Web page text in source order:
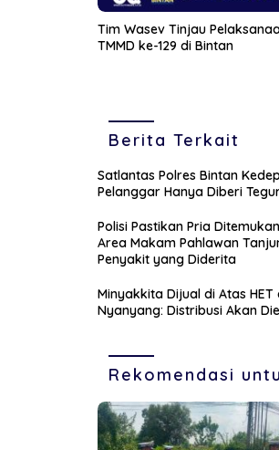
Tim Wasev Tinjau
TMMD ke-129 di Bintan
Berita Terkait
Satlantas Polres Bintan
Pelanggar Hanya Diberi
Polisi Pastikan Pria
Area Makam Pahlawan
Penyakit yang Diderita
Minyakkita Dijual di Atas HET
Nyanyang: Distribusi Akan
Rekomendasi